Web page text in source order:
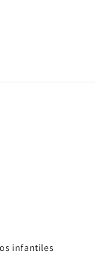
infantiles